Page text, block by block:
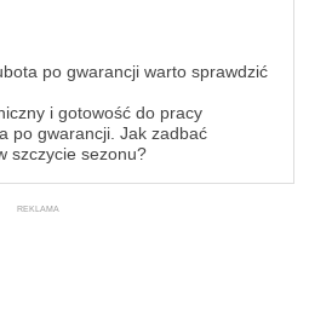
po gwarancji warto sprawdzić
i gotowość do pracy
po gwarancji. Jak zadbać
szczycie sezonu?
REKLAMA